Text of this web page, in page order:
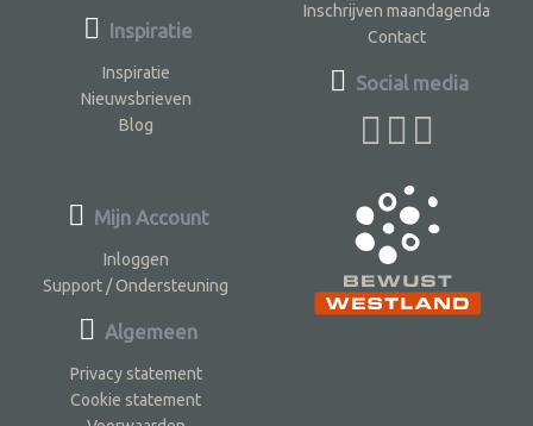
Inspiratie
Inspiratie
Nieuwsbrieven
Blog
Inschrijven maandagenda
Contact
Social media
Mijn Account
Inloggen
Support / Ondersteuning
Algemeen
Privacy statement
Cookie statement